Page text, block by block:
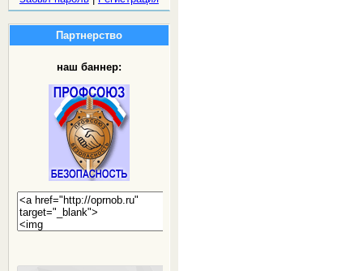
Партнерство
наш баннер: